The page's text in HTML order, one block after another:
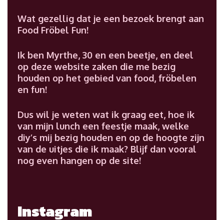
Wat gezellig dat je een bezoek brengt aan
Food Fröbel Fun!
Ik ben Myrthe, 30 en een beetje, en deel
op deze website zaken die me bezig
houden op het gebied van food, fröbelen
en fun!
Dus wil je weten wat ik graag eet, hoe ik
van mijn lunch een feestje maak, welke
diy’s mij bezig houden en op de hoogte zijn
van de uitjes die ik maak? Blijf dan vooral
nog even hangen op de site!
Instagram